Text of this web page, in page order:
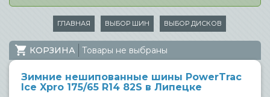
ГЛАВНАЯ ВЫБОР ШИН ВЫБОР ДИСКОВ
КОРЗИНА Товары не выбраны
Зимние нешипованные шины PowerTrac
Ice Xpro 175/65 R14 82S в Липецке